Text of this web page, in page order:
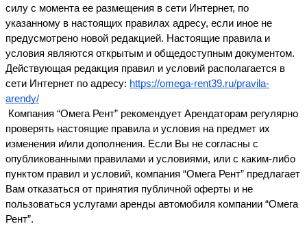
силу с момента ее размещения в сети Интернет, по
указанному в настоящих правилах адресу, если иное не
предусмотрено новой редакцией. Настоящие правила и
условия являются открытым и общедоступным документом.
Действующая редакция правил и условий располагается в
сети Интернет по адресу: https://omega-rent39.ru/pravila-
arendy/
Компания “Омега Рент” рекомендует Арендаторам регулярно
проверять настоящие правила и условия на предмет их
изменения и/или дополнения. Если Вы не согласны с
опубликованными правилами и условиями, или с каким-либо
пунктом правил и условий, компания “Омега Рент” предлагает
Вам отказаться от принятия публичной оферты и не
пользоваться услугами аренды автомобиля компании “Омега
Рент”.